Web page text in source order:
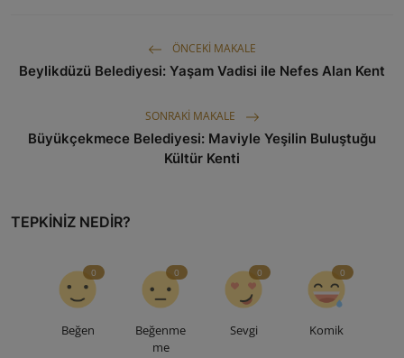
ÖNCEKI MAKALE
Beylikdüzü Belediyesi: Yaşam Vadisi ile Nefes Alan Kent
SONRAKI MAKALE
Büyükçekmece Belediyesi: Maviyle Yeşilin Buluştuğu
Kültür Kenti
TEPKINIZ NEDIR?
Beğen
0
Beğenme
me
0
Sevgi
0
Komik
0